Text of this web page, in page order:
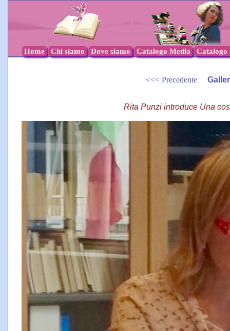
Home Chi siamo Dove siamo Catalogo Media Catalogo
<<< Precedente
Rita Punzi introduce Una